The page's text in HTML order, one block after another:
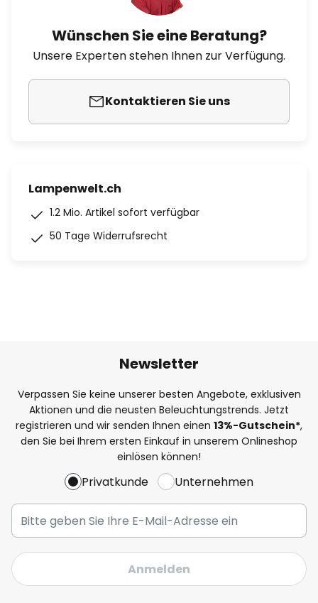
Wünschen Sie eine Beratung?
Unsere Experten stehen Ihnen zur Verfügung.
Kontaktieren Sie uns
Lampenwelt.ch
1.2 Mio. Artikel sofort verfügbar
50 Tage Widerrufsrecht
Newsletter
Verpassen Sie keine unserer besten Angebote, exklusiven
Aktionen und die neusten Beleuchtungstrends. Jetzt
registrieren und wir senden Ihnen einen 13%-Gutschein*,
den Sie bei Ihrem ersten Einkauf in unserem Onlineshop
einlösen können!
Privatkunde Unternehmen
Anmelden